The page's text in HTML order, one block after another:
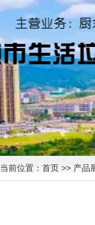
当前位置： 首页 >> 产品